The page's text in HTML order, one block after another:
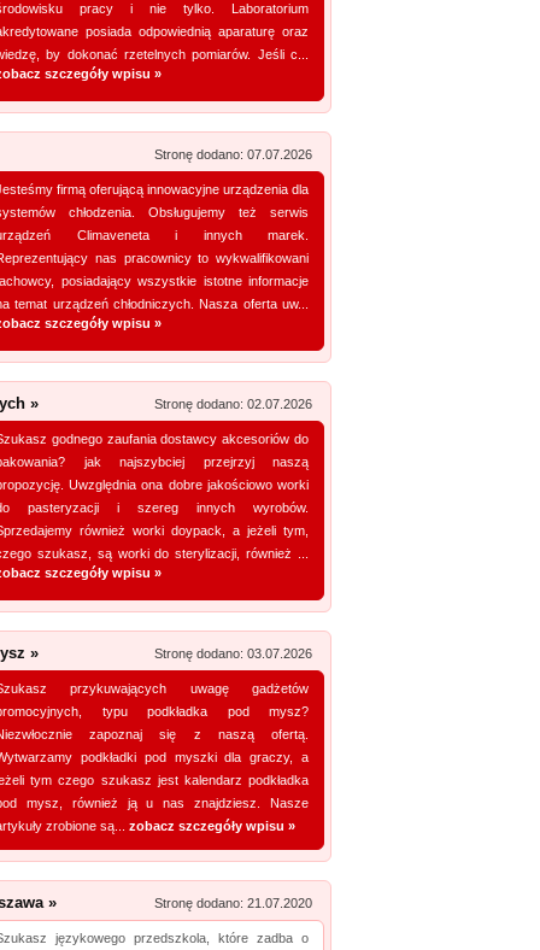
Data dodania: 28.07.2026
Zobacz szczegóły wpisu »
Promuj stronę w okienku!
strony w katalogu!
Data dodania: 16.07.2026
Zobacz szczegóły wpisu »
Promuj stronę w okienku!
strony w katalogu!
Zobacz szczegóły wpisu »
Promuj stronę w okienku!
strony w katalogu!
Data dodania: 16.07.2026
strony w katalogu!
Data dodania: 20.07.2026
Zobacz szczegóły wpisu »
Promuj stronę w okienku!
Data dodania: 13.07.2026
Zobacz szczegóły wpisu »
pracy i nie tylko. Laboratorium
posiada odpowiednią aparaturę oraz
by dokonać rzetelnych pomiarów. Jeśli c...
szczegóły wpisu »
Stronę dodano: 07.07.2026
firmą oferującą innowacyjne urządzenia dla
chłodzenia. Obsługujemy też serwis
Climaveneta i innych marek.
nas pracownicy to wykwalifikowani
posiadający wszystkie istotne informacje
temat urządzeń chłodniczych. Nasza oferta uw...
szczegóły wpisu »
» Stronę dodano: 02.07.2026
godnego zaufania dostawcy akcesoriów do
jak najszybciej przejrzyj naszą
Uwzględnia ona dobre jakościowo worki
pasteryzacji i szereg innych wyrobów.
również worki doypack, a jeżeli tym,
szukasz, są worki do sterylizacji, również ...
szczegóły wpisu »
» Stronę dodano: 03.07.2026
przykuwających uwagę gadżetów
typu podkładka pod mysz?
zapoznaj się z naszą ofertą.
podkładki pod myszki dla graczy, a
tym czego szukasz jest kalendarz podkładka
mysz, również ją u nas znajdziesz. Nasze
zrobione są... zobacz szczegóły wpisu »
» Stronę dodano: 21.07.2020
językowego przedszkola, które zadba o